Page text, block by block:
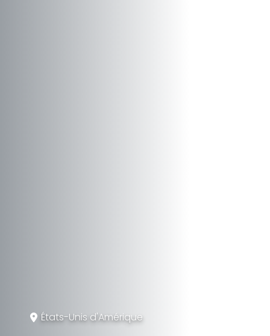
États-Unis d'Amérique